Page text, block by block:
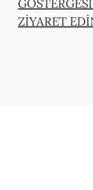
ZİYARET